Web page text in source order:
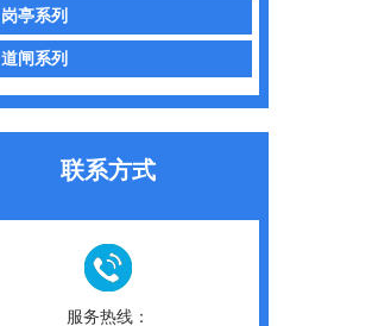
岗亭系列
道闸系列
联系方式
服务热线：